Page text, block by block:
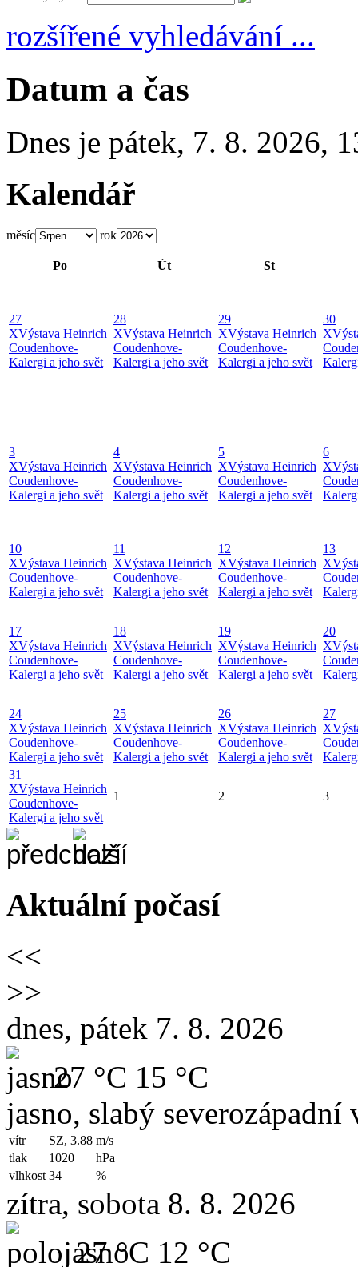
rozšířené vyhledávání ...
Datum a čas
Dnes je pátek, 7. 8. 2026,
Kalendář
měsíc rok
Po Út St
27
XVýstava Heinrich
Coudenhove-
Kalergi a jeho svět
28
XVýstava Heinrich
Coudenhove-
Kalergi a jeho svět
29
XVýstava Heinrich
Coudenhove-
Kalergi a jeho svět
30
X
3
XVýstava Heinrich
Coudenhove-
Kalergi a jeho svět
4
XVýstava Heinrich
Coudenhove-
Kalergi a jeho svět
5
XVýstava Heinrich
Coudenhove-
Kalergi a jeho svět
6
X
10
XVýstava Heinrich
Coudenhove-
Kalergi a jeho svět
11
XVýstava Heinrich
Coudenhove-
Kalergi a jeho svět
12
XVýstava Heinrich
Coudenhove-
Kalergi a jeho svět
13
X
17
XVýstava Heinrich
Coudenhove-
Kalergi a jeho svět
18
XVýstava Heinrich
Coudenhove-
Kalergi a jeho svět
19
XVýstava Heinrich
Coudenhove-
Kalergi a jeho svět
20
X
24
XVýstava Heinrich
Coudenhove-
Kalergi a jeho svět
25
XVýstava Heinrich
Coudenhove-
Kalergi a jeho svět
26
XVýstava Heinrich
Coudenhove-
Kalergi a jeho svět
27
X
31
XVýstava Heinrich
Coudenhove-
Kalergi a jeho svět
1 2 3
Aktuální počasí
<<
>>
dnes, pátek 7. 8. 2026
27 °C 15 °C
jasno, slabý severozápadní
vítr SZ, 3.88 m/s
tlak
1020
hPa
vlhkost 34 %
zítra, sobota 8. 8. 2026
27 °C 12 °C